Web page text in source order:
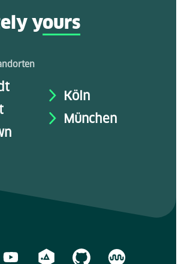
yours
Köln
München